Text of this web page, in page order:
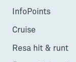
InfoPoints
Cruise
Resa hit & runt